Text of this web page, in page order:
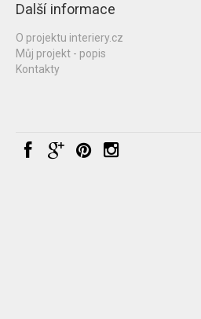
Další informace
O projektu interiery.cz
Můj projekt - popis
Kontakty